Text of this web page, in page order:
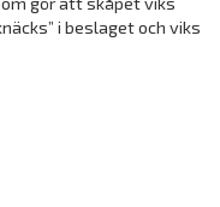
i beslaget och viks